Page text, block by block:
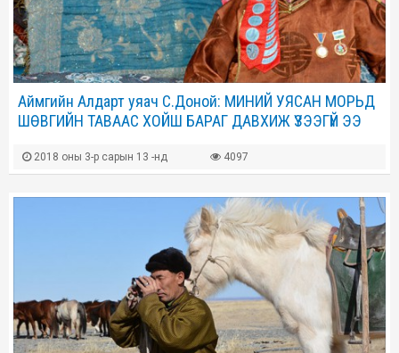
Аймгийн Алдарт уяач С.Доной: МИНИЙ УЯСАН МОРЬД
ШӨВГИЙН ТАВААС ХОЙШ БАРАГ ДАВХИЖ ҮЗЭЭГҮЙ ЭЭ
2018 оны 3-р сарын 13 -нд 4097